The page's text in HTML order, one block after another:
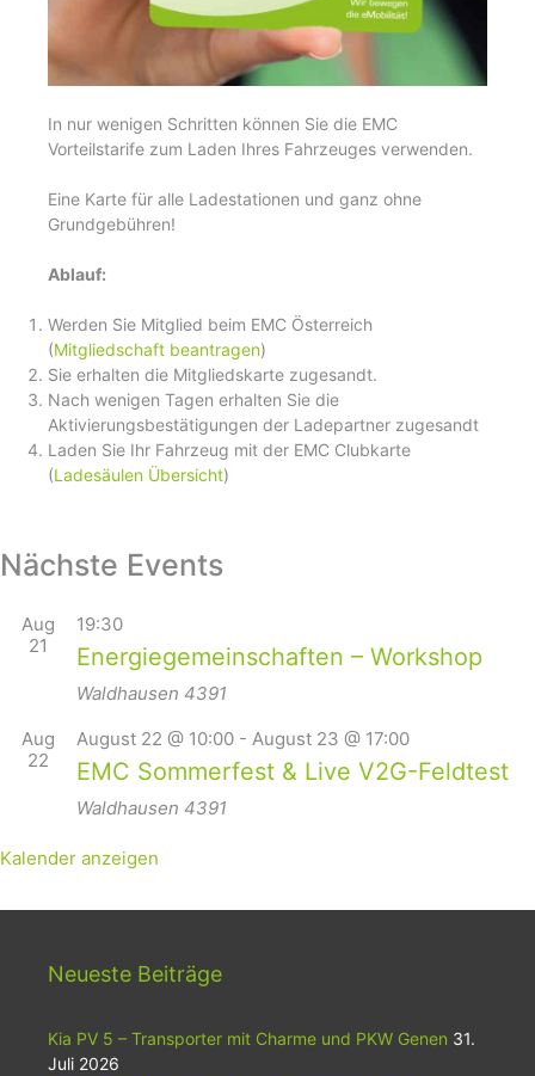
In nur wenigen Schritten können Sie die EMC
Vorteilstarife zum Laden Ihres Fahrzeuges verwenden.
Eine Karte für alle Ladestationen und ganz ohne
Grundgebühren!
Ablauf:
Werden Sie Mitglied beim EMC Österreich
(Mitgliedschaft beantragen)
Sie erhalten die Mitgliedskarte zugesandt.
Nach wenigen Tagen erhalten Sie die
Aktivierungsbestätigungen der Ladepartner zugesandt
Laden Sie Ihr Fahrzeug mit der EMC Clubkarte
(Ladesäulen Übersicht)
Nächste Events
Aug
21
19:30
Energiegemeinschaften – Workshop
Waldhausen 4391
Aug
22
August 22 @ 10:00 - August 23 @ 17:00
EMC Sommerfest & Live V2G-Feldtest
Waldhausen 4391
Kalender anzeigen
Neueste Beiträge
Kia PV 5 – Transporter mit Charme und PKW Genen 31.
Juli 2026